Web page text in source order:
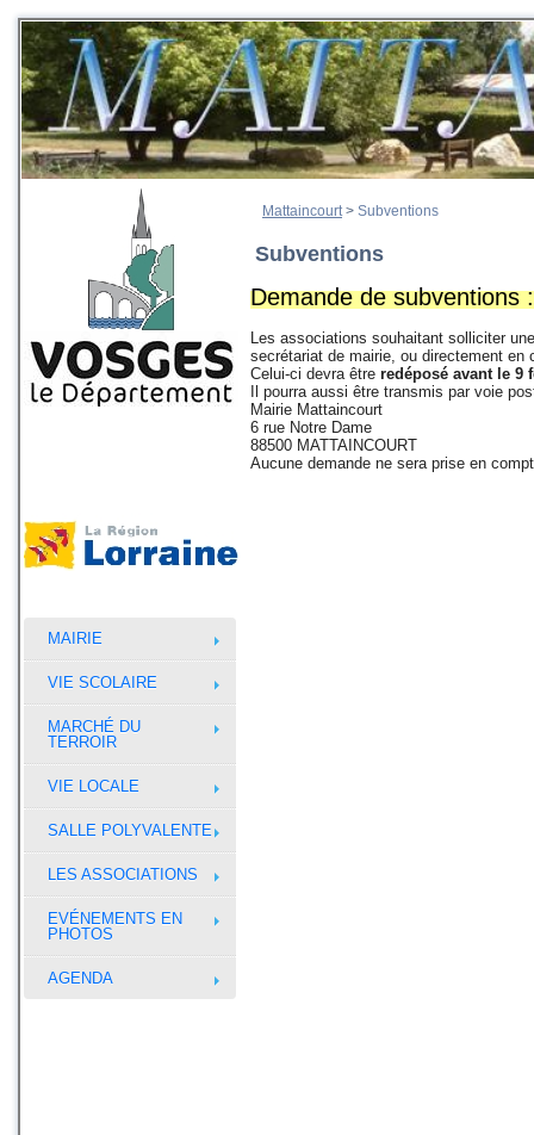
MAIRIE
VIE SCOLAIRE
MARCHÉ DU
TERROIR
VIE LOCALE
SALLE POLYVALENTE
LES ASSOCIATIONS
EVÉNEMENTS EN
PHOTOS
AGENDA
Mattaincourt> Subventions
Subventions
Demande de subventions :
Les associations souhaitant solliciter
secrétariat de mairie, ou directement en
Celui-ci devra être redéposé avant le 9
Il pourra aussi être transmis par voie
Mairie Mattaincourt
6 rue Notre Dame
88500 MATTAINCOURT
Aucune demande ne sera prise en